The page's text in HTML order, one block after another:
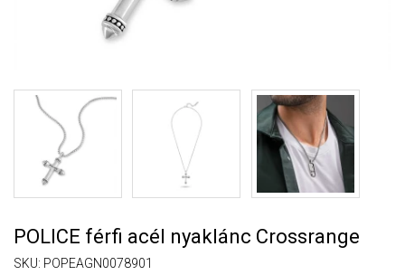
POLICE férfi acél nyaklánc Crossrange
SKU: POPEAGN0078901